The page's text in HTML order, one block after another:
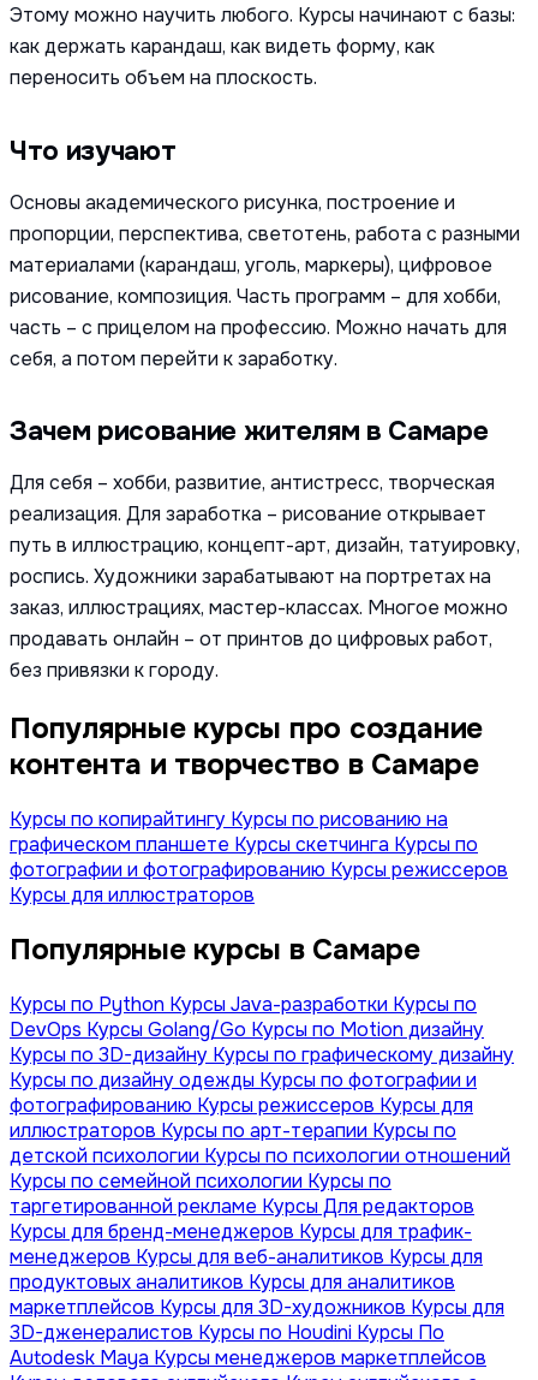
Этому можно научить любого. Курсы начинают с базы:
как держать карандаш, как видеть форму, как
переносить объем на плоскость.
Что изучают
Основы академического рисунка, построение и
пропорции, перспектива, светотень, работа с разными
материалами (карандаш, уголь, маркеры), цифровое
рисование, композиция. Часть программ – для хобби,
часть – с прицелом на профессию. Можно начать для
себя, а потом перейти к заработку.
Зачем рисование жителям в Самаре
Для себя – хобби, развитие, антистресс, творческая
реализация. Для заработка – рисование открывает
путь в иллюстрацию, концепт-арт, дизайн, татуировку,
роспись. Художники зарабатывают на портретах на
заказ, иллюстрациях, мастер-классах. Многое можно
продавать онлайн – от принтов до цифровых работ,
без привязки к городу.
Популярные курсы про создание
контента и творчество в Самаре
Курсы по копирайтингу Курсы по рисованию на
графическом планшете Курсы скетчинга Курсы по
фотографии и фотографированию Курсы режиссеров
Курсы для иллюстраторов
Популярные курсы в Самаре
Курсы по Python Курсы Java-разработки Курсы по
DevOps Курсы Golang/Go Курсы по Motion дизайну
Курсы по 3D-дизайну Курсы по графическому дизайну
Курсы по дизайну одежды Курсы по фотографии и
фотографированию Курсы режиссеров Курсы для
иллюстраторов Курсы по арт-терапии Курсы по
детской психологии Курсы по психологии отношений
Курсы по семейной психологии Курсы по
таргетированной рекламе Курсы Для редакторов
Курсы для бренд-менеджеров Курсы для трафик-
менеджеров Курсы для веб-аналитиков Курсы для
продуктовых аналитиков Курсы для аналитиков
маркетплейсов Курсы для 3D-художников Курсы для
3D-дженералистов Курсы по Houdini Курсы По
Autodesk Maya Курсы менеджеров маркетплейсов